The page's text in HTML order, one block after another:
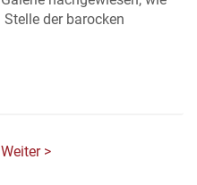
der barocken
Weiter >